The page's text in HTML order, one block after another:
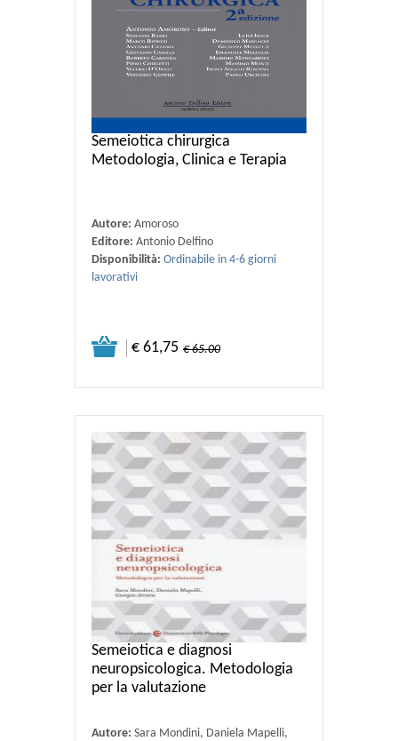
Semeiotica chirurgica
Metodologia, Clinica e Terapia
Autore: Amoroso
Editore: Antonio Delfino
Disponibilità: Ordinabile in 4-6 giorni
lavorativi
€ 61,75 € 65.00
Semeiotica e diagnosi
neuropsicologica. Metodologia
per la valutazione
Autore: Sara Mondini, Daniela Mapelli,